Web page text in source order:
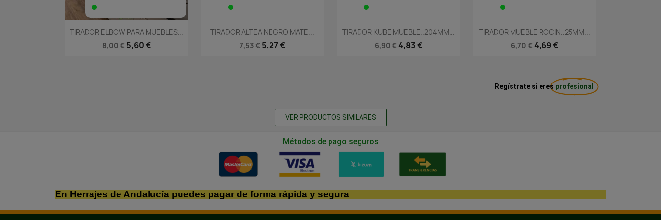
Vista rápida
TIRADOR ELBOW PARA MUEBLES...
8,00 € 5,60 €
Vista rápida
TIRADOR ALTEA NEGRO MATE...
7,53 € 5,27 €
Vista rápida
TIRADOR KUBE MUEBLE..204MM...
6,90 € 4,83 €
 Vista rápida
TIRADOR MUEBLE ROCIN..25MM...
6,70 € 4,69 €
Regístrate si eres profesional
VER PRODUCTOS SIMILARES
Métodos de pago seguros
En Herrajes de Andalucía puedes pagar de forma rápida y segura